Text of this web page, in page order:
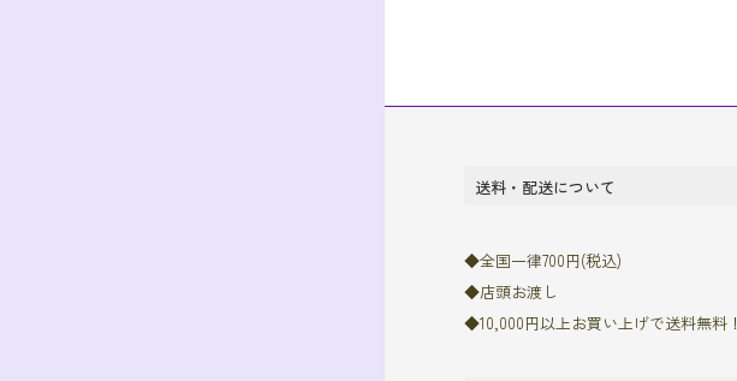
ジ
り
送料・配送について
◆全国一律700円(税込)
◆店頭お渡し
◆10,000円以上お買い上げで送料無料！